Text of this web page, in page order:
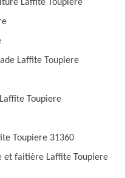
Laffite Toupiere
Laffite Toupiere
Toupiere
Toupiere 31360
et faitière Laffite Toupiere